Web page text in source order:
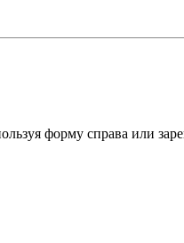
форму справа или